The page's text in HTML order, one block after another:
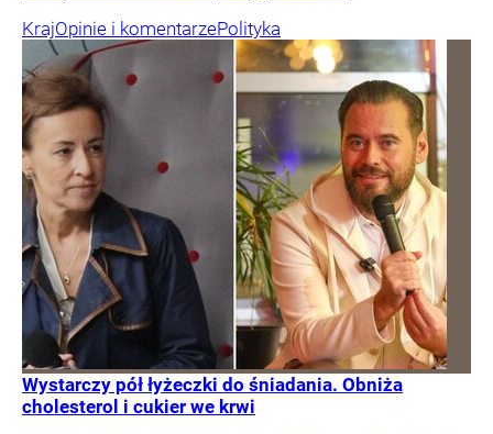
KrajOpinie i komentarzePolityka
Wystarczy pół łyżeczki do śniadania. Obniża
cholesterol i cukier we krwi